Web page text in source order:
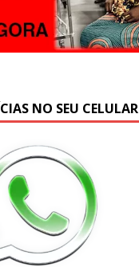
NO SEU CELULAR